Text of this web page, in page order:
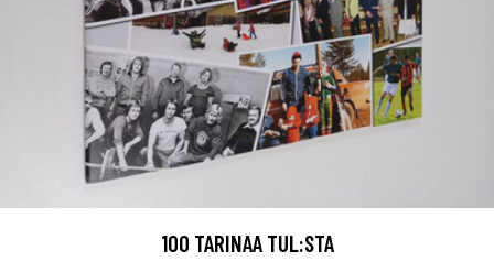
100 TARINAA TUL:STA